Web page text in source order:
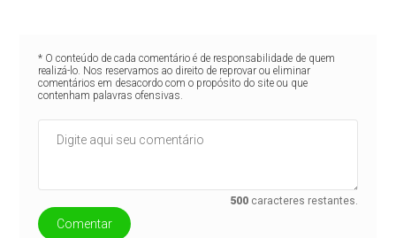
* O conteúdo de cada comentário é de responsabilidade de quem
realizá-lo. Nos reservamos ao direito de reprovar ou eliminar
comentários em desacordo com o propósito do site ou que
contenham palavras ofensivas.
500 caracteres restantes.
Comentar